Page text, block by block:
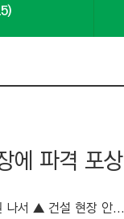
에 파격 포상
나서 ▲ 건설 현장 안...